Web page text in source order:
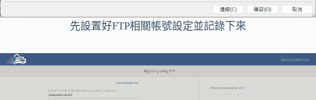
先設置好FTP相關帳號設定並記錄下來